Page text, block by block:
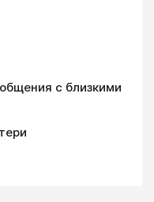
с близкими